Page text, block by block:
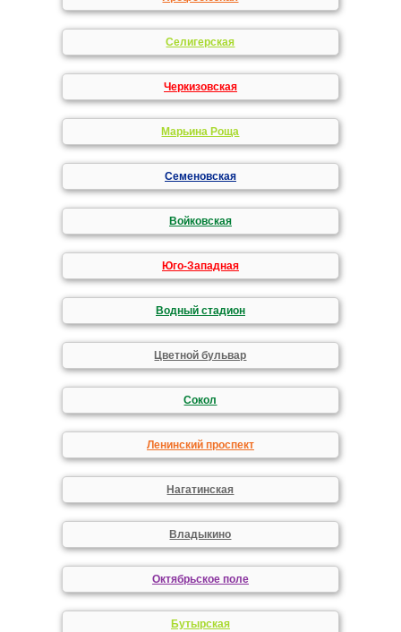
Селигерская
Черкизовская
Марьина Роща
Семеновская
Войковская
Юго-Западная
Водный стадион
Цветной бульвар
Сокол
Ленинский проспект
Нагатинская
Владыкино
Октябрьское поле
Бутырская